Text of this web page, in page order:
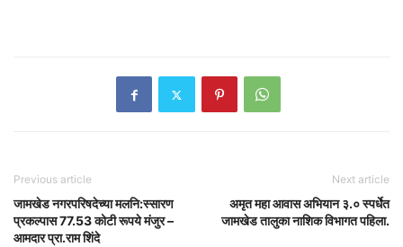
Previous article
जामखेड नगरपरिषदेच्या मलनि:स्सारण
प्रकल्पास 77.53 कोटी रूपये मंजुर –
आमदार प्रा.राम शिंदे
Next article
अमृत महा आवास अभियान ३.० स्पर्धेत
जामखेड तालुका नाशिक विभागत पहिला.